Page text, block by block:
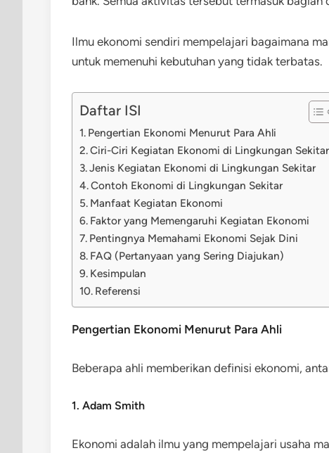
Ilmu ekonomi sendiri mempelajari bagaimana
untuk memenuhi kebutuhan yang tidak terbatas.
Daftar ISI
Pengertian Ekonomi Menurut Para Ahli
Ciri-Ciri Kegiatan Ekonomi di Lingkungan Sekitar
Jenis Kegiatan Ekonomi di Lingkungan Sekitar
Contoh Ekonomi di Lingkungan Sekitar
Manfaat Kegiatan Ekonomi
Faktor yang Memengaruhi Kegiatan Ekonomi
Pentingnya Memahami Ekonomi Sejak Dini
FAQ (Pertanyaan yang Sering Diajukan)
Kesimpulan
Referensi
Pengertian Ekonomi Menurut Para Ahli
Beberapa ahli memberikan definisi ekonomi,
1. Adam Smith
Ekonomi adalah ilmu yang mempelajari usaha